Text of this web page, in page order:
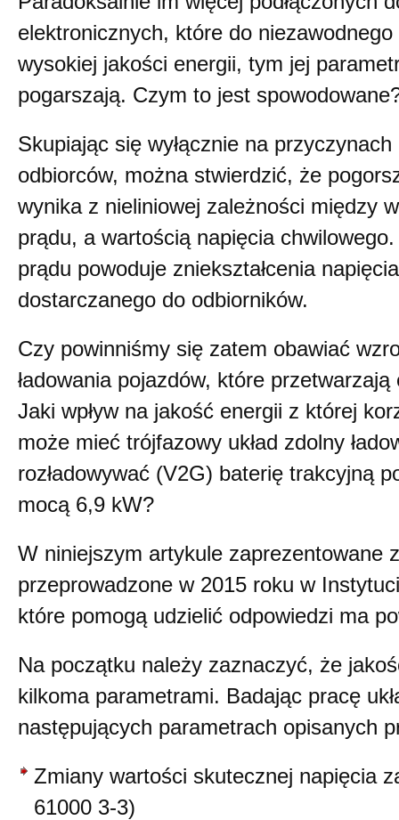
elektronicznych, które do niezawodnego
wysokiej jakości energii, tym jej
pogarszają. Czym to jest
Skupiając się wyłącznie na przyczynach
odbiorców, można stwierdzić, że
wynika z nieliniowej zależności między
prądu, a wartością napięcia
prądu powoduje zniekształcenia
dostarczanego do odbiorników.
Czy powinniśmy się zatem obawiać
ładowania pojazdów, które
Jaki wpływ na jakość energii z której
może mieć trójfazowy układ zdolny
rozładowywać (V2G) baterię trakcyjną
mocą 6,9 kW?
W niniejszym artykule zaprezentowane
przeprowadzone w 2015 roku w
które pomogą udzielić odpowiedzi ma
Na początku należy zaznaczyć, że
kilkoma parametrami. Badając pracę
następujących parametrach opisanych
Zmiany wartości skutecznej napięcia
61000 3-3)